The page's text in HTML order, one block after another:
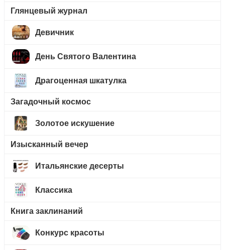
Глянцевый журнал
Девичник
День Святого Валентина
Драгоценная шкатулка
Загадочный космос
Золотое искушение
Изысканный вечер
Итальянские десерты
Классика
Книга заклинаний
Конкурс красоты